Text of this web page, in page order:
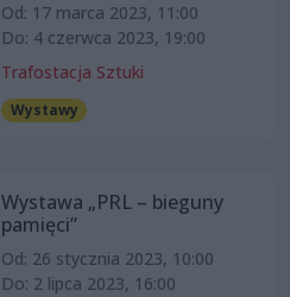
Od: 17 marca 2023, 11:00
Do: 4 czerwca 2023, 19:00
Trafostacja Sztuki
Wystawy
Wystawa „PRL – bieguny
pamięci”
Od: 26 stycznia 2023, 10:00
Do: 2 lipca 2023, 16:00